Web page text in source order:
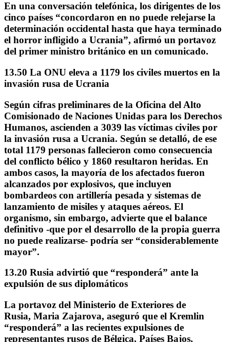
En una conversación telefónica, los dirigentes de los
cinco países “concordaron en no puede relejarse la
determinación occidental hasta que haya terminado
el horror infligido a Ucrania”, afirmó un portavoz
del primer ministro británico en un comunicado.
13.50 La ONU eleva a 1179 los civiles muertos en la
invasión rusa de Ucrania
Según cifras preliminares de la Oficina del Alto
Comisionado de Naciones Unidas para los Derechos
Humanos, ascienden a 3039 las víctimas civiles por
la invasión rusa a Ucrania. Según se detalló, de ese
total 1179 personas fallecieron como consecuencia
del conflicto bélico y 1860 resultaron heridas. En
ambos casos, la mayoría de los afectados fueron
alcanzados por explosivos, que incluyen
bombardeos con artillería pesada y sistemas de
lanzamiento de misiles y ataques aéreos. El
organismo, sin embargo, advierte que el balance
definitivo -que por el desarrollo de la propia guerra
no puede realizarse- podría ser “considerablemente
mayor”.
13.20 Rusia advirtió que “responderá” ante la
expulsión de sus diplomáticos
La portavoz del Ministerio de Exteriores de
Rusia, Maria Zajarova, aseguró que el Kremlin
“responderá” a las recientes expulsiones de
representantes rusos de Bélgica, Países Bajos,